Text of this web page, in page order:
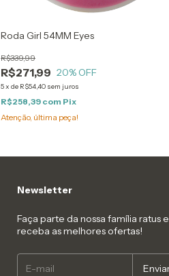
Roda Girl 54MM Eyes
R$271,99
R$339,99
20% OFF
5x de R$54,40 sem juros
R$258,39 com Pix
Atenção, última peça!
Newsletter
Faça parte da nossa família ratus e
receba as melhores ofertas!